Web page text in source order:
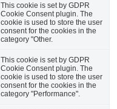
This cookie is set by GDPR
Cookie Consent plugin. The
cookie is used to store the user
consent for the cookies in the
category "Other.
This cookie is set by GDPR
Cookie Consent plugin. The
cookie is used to store the user
consent for the cookies in the
category "Performance".